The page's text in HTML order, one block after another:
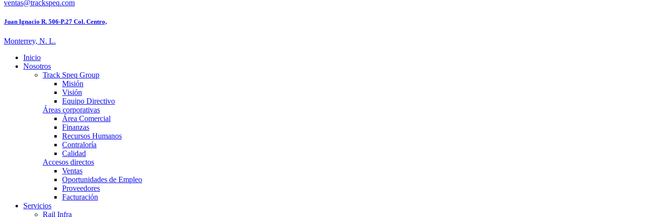
ventas@trackspeq.com
Juan Ignacio R. 506-P.27 Col. Centro,
Monterrey, N. L.
Inicio
Nosotros
Track Speq Group
Misión
Visión
Equipo Directivo
Áreas corporativas
Área Comercial
Finanzas
Recursos Humanos
Contraloría
Calidad
Accesos directos
Ventas
Oportunidades de Empleo
Proveedores
Facturación
Servicios
Rail Infra